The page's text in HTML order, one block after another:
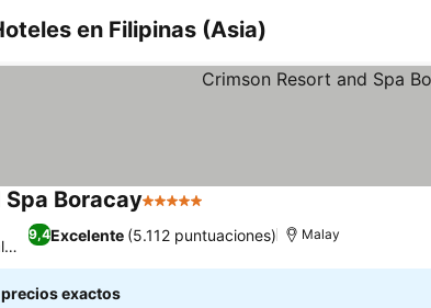
en Filipinas (Asia)
Boracay5 Estrellas
9,4Excelente (5.112 puntuaciones) Malay
exactos